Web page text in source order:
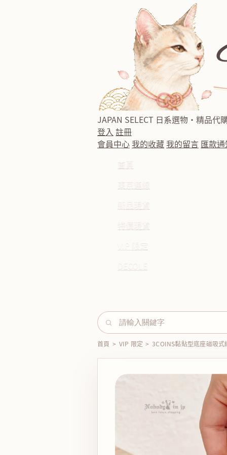
JAPAN SELECT 日系選物・精品代
登入 註冊
會員中心我的收藏我的留言 匯款
首頁
東京連線
新品現貨
特價現貨
VIP 限定
首頁 > VIP 限定 > 3COINS黏貼型底座磁吸